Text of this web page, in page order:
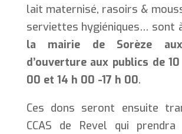
lait maternisé, rasoirs &
serviettes hygiéniques… sont
la mairie de Sorèze
d’ouverture aux publics de
00 et 14 h 00 -17 h 00.
Ces dons seront ensuite
CCAS de Revel qui